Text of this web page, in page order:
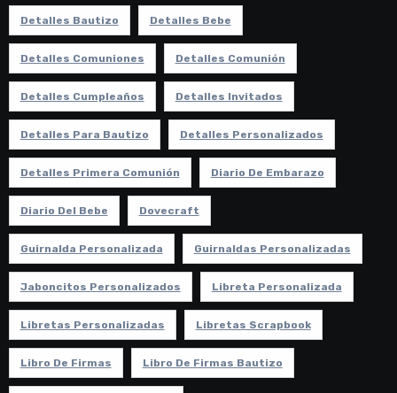
Detalles Bautizo Detalles Bebe
Detalles Comuniones Detalles Comunión
Detalles Cumpleaños Detalles Invitados
Detalles Para Bautizo Detalles Personalizados
Detalles Primera Comunión Diario De Embarazo
Diario Del Bebe Dovecraft
Guirnalda Personalizada Guirnaldas Personalizadas
Jaboncitos Personalizados Libreta Personalizada
Libretas Personalizadas Libretas Scrapbook
Libro De Firmas Libro De Firmas Bautizo